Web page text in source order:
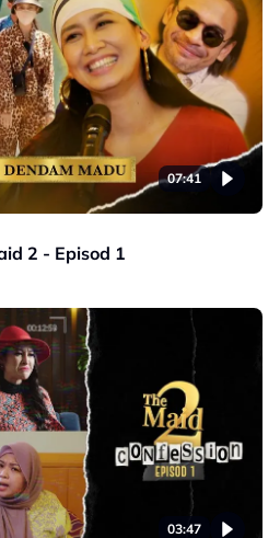
07:41
2 - Episod 1
03:47